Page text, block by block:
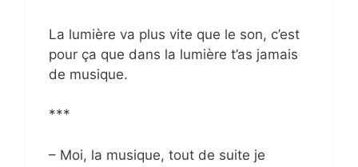
La lumière va plus vite que le son, c’est
pour ça que dans la lumière t’as jamais
de musique.
***
– Moi, la musique, tout de suite je